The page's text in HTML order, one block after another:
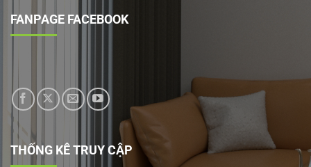
FANPAGE FACEBOOK
THỐNG KÊ TRUY CẬP